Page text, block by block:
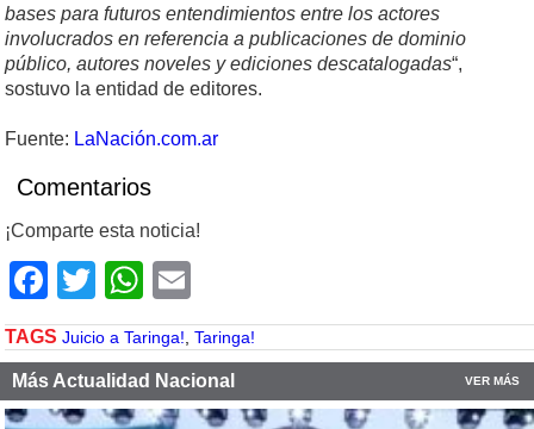
bases para futuros entendimientos entre los actores
involucrados en referencia a publicaciones de dominio
público, autores noveles y ediciones descatalogadas“,
sostuvo la entidad de editores.
Fuente: LaNación.com.ar
Comentarios
¡Comparte esta noticia!
Facebook
TwitterWhatsApp
TAGS Juicio a Taringa! Taringa!
Más Actualidad Nacional VER MÁS